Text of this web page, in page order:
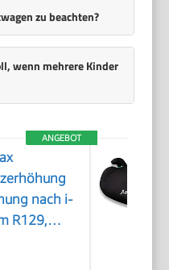
zu beachten?
wenn mehrere Kinder
ANGEBOT
nach i-
R129,